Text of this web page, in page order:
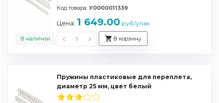
В наличии
Код товара: У0000011339
Цена: 1 649.00 руб/упак
В корзину
Пружины пластиковые для переплета,
диаметр 25 мм, цвет белый